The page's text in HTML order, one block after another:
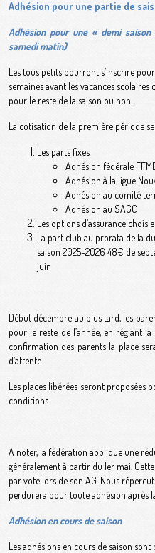
Adhésion pour une partie de
Adhésion pour une « demi
samedi matin)
Les tous petits pourront s’inscrire
semaines avant les vacances
pour le reste de la saison ou non.
La cotisation de la première période
Les parts fixes
Adhésion fédérale
Adhésion à la ligue
Adhésion au comité
Adhésion au SAGC
Les options d’assurance
La part club au prorata de la
saison 2025-2026 48€ de
juin
Début décembre au plus tard, les
pour le reste de l’année, en réglant
confirmation des parents la place
d’attente.
Les places libérées seront proposées
conditions.
A noter, la fédération applique une
généralement à partir du 1er mai.
par vote lors de son AG. Nous
perdurera pour toute adhésion après
Adhésion en cours de saison
Les adhésions en cours de saison